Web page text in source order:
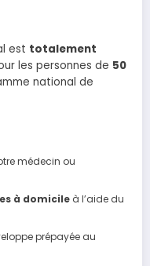
est totalement
les personnes de 50
national de
médecin ou
à domicileà l’aide du
prépayée au